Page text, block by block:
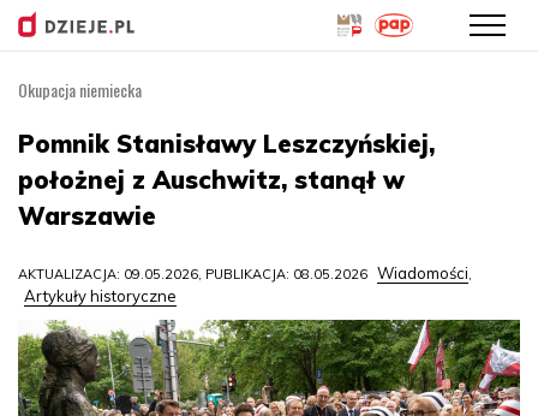
treści
Okupacja niemiecka
Pomnik Stanisławy Leszczyńskiej,
położnej z Auschwitz, stanął w
Warszawie
AKTUALIZACJA: 09.05.2026, PUBLIKACJA: 08.05.2026 Wiadomości,
Artykuły historyczne